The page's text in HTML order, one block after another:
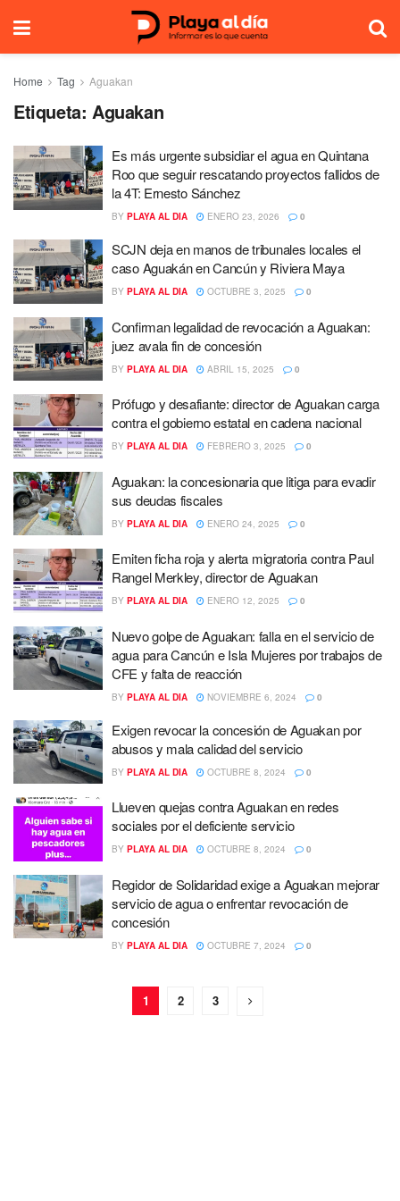
Home Tag Aguakan
Etiqueta: Aguakan
Es más urgente subsidiar el agua en Quintana
Roo que seguir rescatando proyectos fallidos de
la 4T: Ernesto Sánchez
BY PLAYA AL DIA ENERO 23, 2026 0
SCJN deja en manos de tribunales locales el
caso Aguakán en Cancún y Riviera Maya
BY PLAYA AL DIA OCTUBRE 3, 2025 0
Confirman legalidad de revocación a Aguakan:
juez avala fin de concesión
BY PLAYA AL DIA ABRIL 15, 2025 0
Prófugo y desafiante: director de Aguakan carga
contra el gobierno estatal en cadena nacional
BY PLAYA AL DIA FEBRERO 3, 2025 0
Aguakan: la concesionaria que litiga para evadir
sus deudas fiscales
BY PLAYA AL DIA ENERO 24, 2025 0
Emiten ficha roja y alerta migratoria contra Paul
Rangel Merkley, director de Aguakan
BY PLAYA AL DIA ENERO 12, 2025 0
Nuevo golpe de Aguakan: falla en el servicio de
agua para Cancún e Isla Mujeres por trabajos de
CFE y falta de reacción
BY PLAYA AL DIA NOVIEMBRE 6, 2024 0
Exigen revocar la concesión de Aguakan por
abusos y mala calidad del servicio
BY PLAYA AL DIA OCTUBRE 8, 2024 0
Llueven quejas contra Aguakan en redes
sociales por el deficiente servicio
BY PLAYA AL DIA OCTUBRE 8, 2024 0
Regidor de Solidaridad exige a Aguakan mejorar
servicio de agua o enfrentar revocación de
concesión
BY PLAYA AL DIA OCTUBRE 7, 2024 0
1 2 3